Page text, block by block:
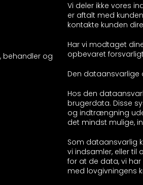
behandler og
Vi deler ikke vores
er aftalt med
kontakte kunden
Har vi modtaget
opbevaret
Den dataansvarlige
Hos den
brugerdata. Disse
og indtrængning
det mindst mulige,
Som dataansvarlig
vi indsamler, eller til
for at de data, vi
med lovgivningens